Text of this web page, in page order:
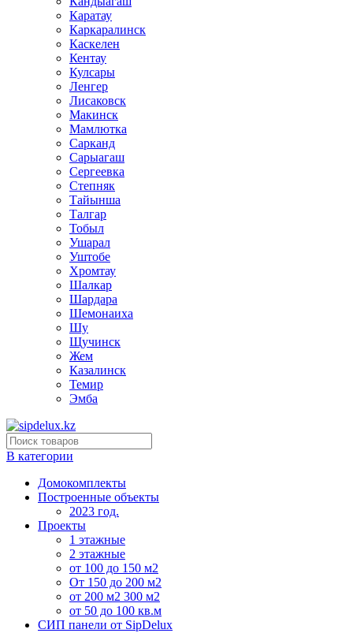
Каратау
Каркаралинск
Каскелен
Кентау
Кулсары
Ленгер
Лисаковск
Макинск
Мамлютка
Сарканд
Сарыагаш
Сергеевка
Степняк
Тайынша
Талгар
Тобыл
Ушарал
Уштобе
Хромтау
Шалкар
Шардара
Шемонаиха
Шу
Щучинск
Жем
Казалинск
Темир
Эмба
В категории
Домокомплекты
Построенные объекты
2023 год.
Проекты
1 этажные
2 этажные
от 100 до 150 м2
От 150 до 200 м2
от 200 м2 300 м2
от 50 до 100 кв.м
СИП панели от SipDelux